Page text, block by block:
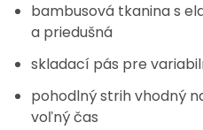
bambusová tkanina s
a priedušná
skladací pás pre
pohodlný strih vhodný
voľný čas